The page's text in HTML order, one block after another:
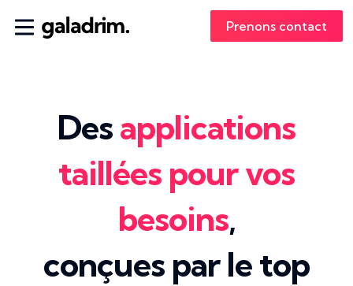
Prenons contact
Desapplications
taillées pour vos
besoins,
conçues par le top